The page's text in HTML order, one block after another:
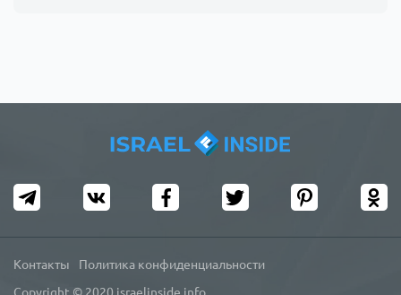
Контакты Политика конфиденциальности